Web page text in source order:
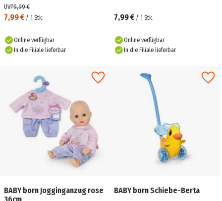
7,99 € / 1 Stk.
UVP9,99 €
Online verfügbar
In die Filiale lieferbar
7,99 € / 1 Stk.
Online verfügbar
In die Filiale lieferbar
BABY born Jogginganzug rose
BABY born Schiebe-Berta